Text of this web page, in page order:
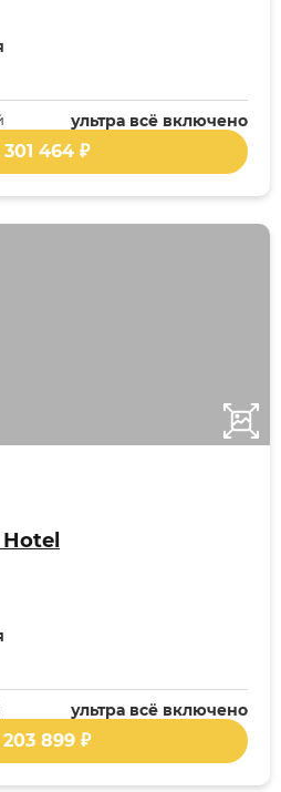
ультра всё включено
301 464 ₽
ультра всё включено
899 ₽